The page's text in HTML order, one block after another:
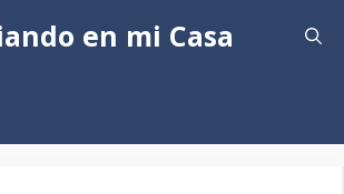
en mi Casa